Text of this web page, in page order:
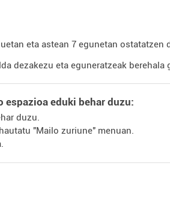
eta astean 7 egunetan
dezakezu eta eguneratzeak berehala
espazioa eduki behar duzu:
duzu.
"Mailo zuriune" menuan.